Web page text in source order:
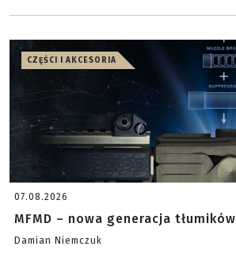
CZĘŚCI I AKCESORIA
07.08.2026
MFMD – nowa generacja tłumików
Damian Niemczuk